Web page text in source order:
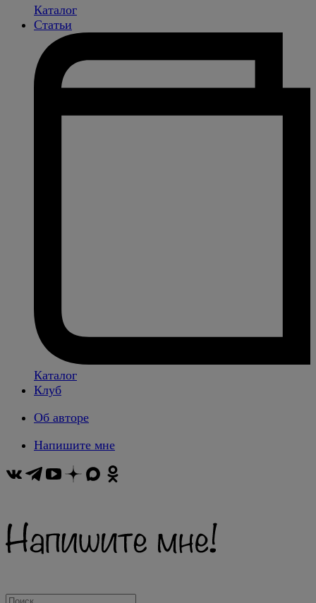
Каталог
Статьи
Каталог
Клуб
Об авторе
Напишите мне